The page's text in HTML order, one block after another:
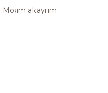
Моят акаунт